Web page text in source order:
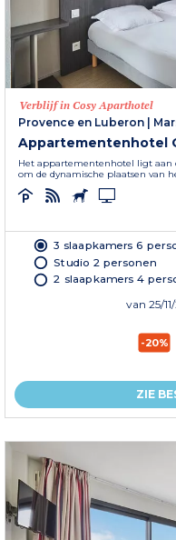
Verblijf in Cosy Aparthotel
Provence en Luberon |
Appartementenhotel
Het appartementenhotel ligt aan
om de dynamische plaatsen van
3 slaapkamers 6
Studio 2 personen
2 slaapkamers 4
van 25/
-20%
ZIE